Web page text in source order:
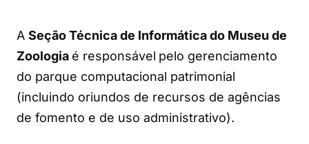
A Seção Técnica de Informática do Museu de
Zoologia é responsável pelo gerenciamento
do parque computacional patrimonial
(incluindo oriundos de recursos de agências
de fomento e de uso administrativo).